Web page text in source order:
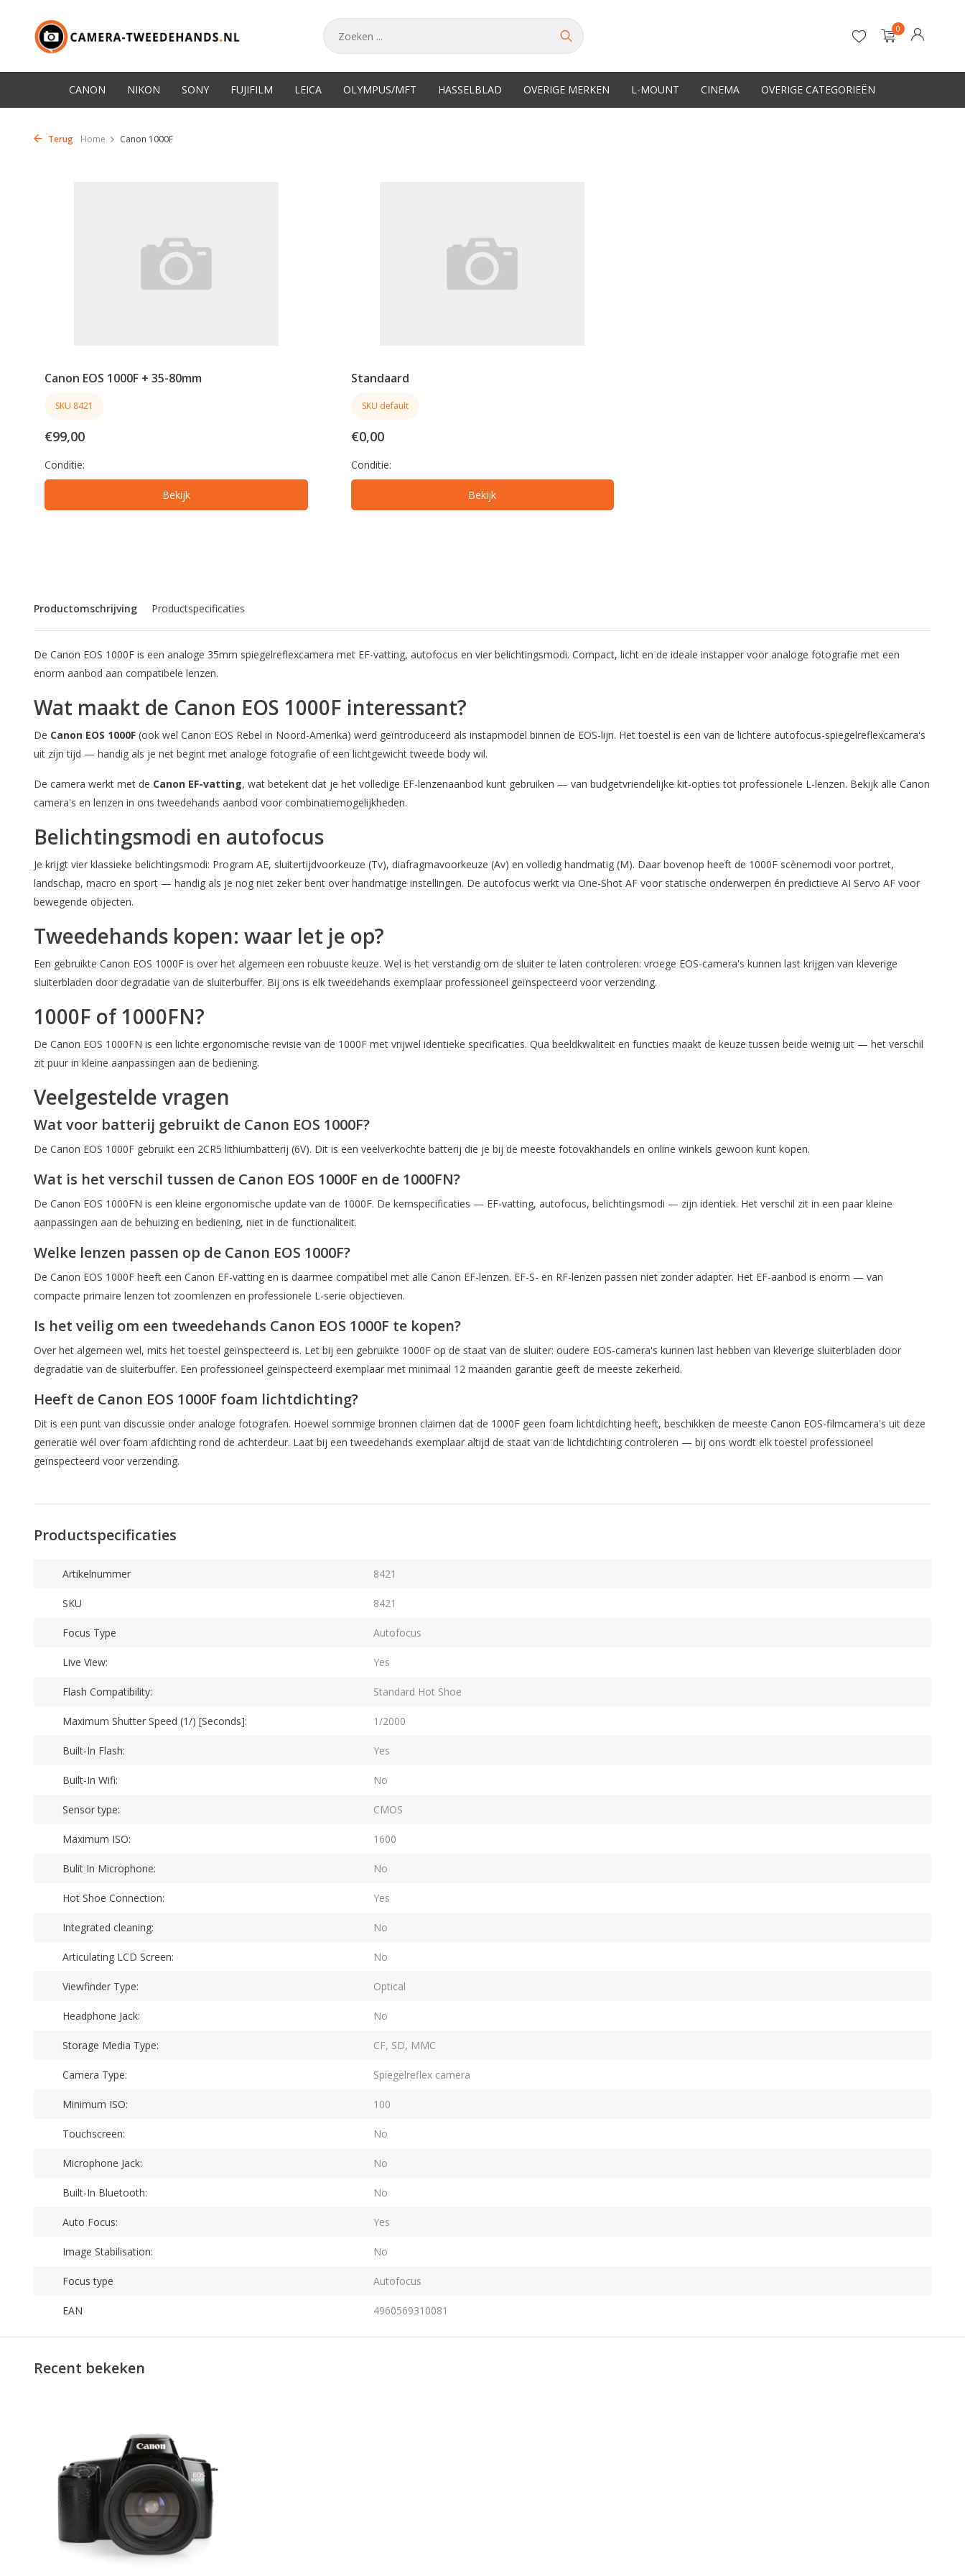
0
CANON NIKON SONY FUJIFILM LEICA OLYMPUS/MFT HASSELBLAD OVERIGE MERKEN L-MOUNT CINEMA OVERIGE CATEGORIEËN
Terug Home Canon 1000F
Canon EOS 1000F + 35-80mm
SKU 8421
€99,00
Conditie:
Bekijk
Standaard
SKU default
€0,00
Conditie:
Bekijk
Productomschrijving Productspecificaties
De Canon EOS 1000F is een analoge 35mm spiegelreflexcamera met EF-vatting, autofocus en vier belichtingsmodi. Compact, licht en de ideale instapper voor analoge fotografie met een
enorm aanbod aan compatibele lenzen.
Wat maakt de Canon EOS 1000F interessant?
De Canon EOS 1000F (ook wel Canon EOS Rebel in Noord-Amerika) werd geïntroduceerd als instapmodel binnen de EOS-lijn. Het toestel is een van de lichtere autofocus-spiegelreflexcamera's
uit zijn tijd — handig als je net begint met analoge fotografie of een lichtgewicht tweede body wil.
De camera werkt met de Canon EF-vatting, wat betekent dat je het volledige EF-lenzenaanbod kunt gebruiken — van budgetvriendelijke kit-opties tot professionele L-lenzen. Bekijk alle Canon
camera's en lenzen in ons tweedehands aanbod voor combinatiemogelijkheden.
Belichtingsmodi en autofocus
Je krijgt vier klassieke belichtingsmodi: Program AE, sluitertijdvoorkeuze (Tv), diafragmavoorkeuze (Av) en volledig handmatig (M). Daar bovenop heeft de 1000F scènemodi voor portret,
landschap, macro en sport — handig als je nog niet zeker bent over handmatige instellingen. De autofocus werkt via One-Shot AF voor statische onderwerpen én predictieve AI Servo AF voor
bewegende objecten.
Tweedehands kopen: waar let je op?
Een gebruikte Canon EOS 1000F is over het algemeen een robuuste keuze. Wel is het verstandig om de sluiter te laten controleren: vroege EOS-camera's kunnen last krijgen van kleverige
sluiterbladen door degradatie van de sluiterbuffer. Bij ons is elk tweedehands exemplaar professioneel geïnspecteerd voor verzending.
1000F of 1000FN?
De Canon EOS 1000FN is een lichte ergonomische revisie van de 1000F met vrijwel identieke specificaties. Qua beeldkwaliteit en functies maakt de keuze tussen beide weinig uit — het verschil
zit puur in kleine aanpassingen aan de bediening.
Veelgestelde vragen
Wat voor batterij gebruikt de Canon EOS 1000F?
De Canon EOS 1000F gebruikt een 2CR5 lithiumbatterij (6V). Dit is een veelverkochte batterij die je bij de meeste fotovakhandels en online winkels gewoon kunt kopen.
Wat is het verschil tussen de Canon EOS 1000F en de 1000FN?
De Canon EOS 1000FN is een kleine ergonomische update van de 1000F. De kernspecificaties — EF-vatting, autofocus, belichtingsmodi — zijn identiek. Het verschil zit in een paar kleine
aanpassingen aan de behuizing en bediening, niet in de functionaliteit.
Welke lenzen passen op de Canon EOS 1000F?
De Canon EOS 1000F heeft een Canon EF-vatting en is daarmee compatibel met alle Canon EF-lenzen. EF-S- en RF-lenzen passen niet zonder adapter. Het EF-aanbod is enorm — van
compacte primaire lenzen tot zoomlenzen en professionele L-serie objectieven.
Is het veilig om een tweedehands Canon EOS 1000F te kopen?
Over het algemeen wel, mits het toestel geïnspecteerd is. Let bij een gebruikte 1000F op de staat van de sluiter: oudere EOS-camera's kunnen last hebben van kleverige sluiterbladen door
degradatie van de sluiterbuffer. Een professioneel geïnspecteerd exemplaar met minimaal 12 maanden garantie geeft de meeste zekerheid.
Heeft de Canon EOS 1000F foam lichtdichting?
Dit is een punt van discussie onder analoge fotografen. Hoewel sommige bronnen claimen dat de 1000F geen foam lichtdichting heeft, beschikken de meeste Canon EOS-filmcamera's uit deze
generatie wél over foam afdichting rond de achterdeur. Laat bij een tweedehands exemplaar altijd de staat van de lichtdichting controleren — bij ons wordt elk toestel professioneel
geïnspecteerd voor verzending.
Productspecificaties
Artikelnummer 8421
SKU 8421
Focus Type Autofocus
Live View: Yes
Flash Compatibility: Standard Hot Shoe
Maximum Shutter Speed (1/) [Seconds]: 1/2000
Built-In Flash: Yes
Built-In Wifi: No
Sensor type: CMOS
Maximum ISO: 1600
Bulit In Microphone: No
Hot Shoe Connection: Yes
Integrated cleaning: No
Articulating LCD Screen: No
Viewfinder Type: Optical
Headphone Jack: No
Storage Media Type: CF, SD, MMC
Camera Type: Spiegelreflex camera
Minimum ISO: 100
Touchscreen: No
Microphone Jack: No
Built-In Bluetooth: No
Auto Focus: Yes
Image Stabilisation: No
Focus type Autofocus
EAN 4960569310081
Recent bekeken